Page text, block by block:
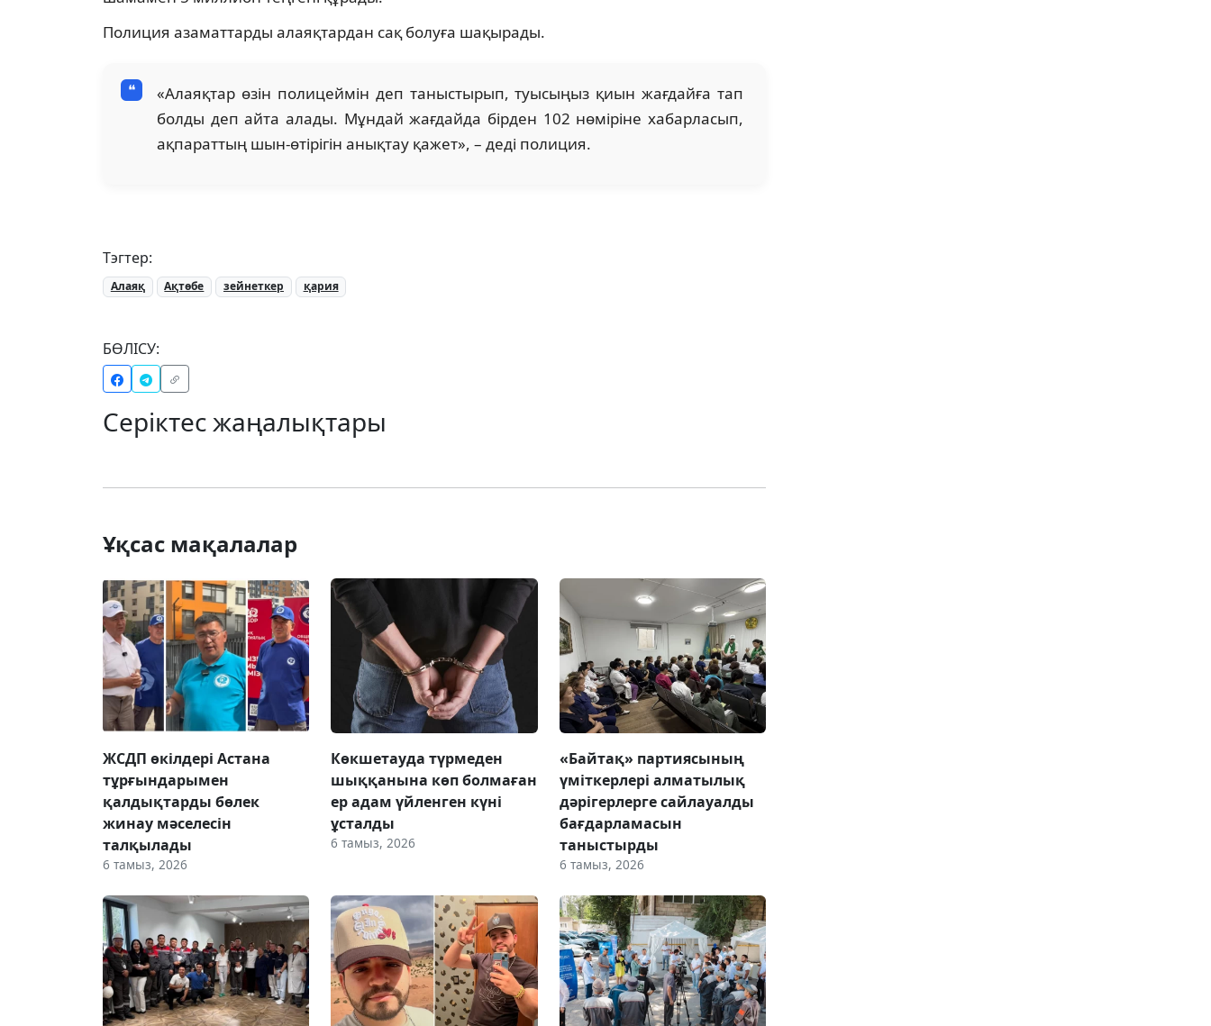
Полиция азаматтарды алаяқтардан сақ болуға шақырады.
«Алаяқтар өзін полицеймін деп таныстырып, туысыңыз қиын жағдайға тап
болды деп айта алады. Мұндай жағдайда бірден 102 нөміріне хабарласып,
ақпараттың шын-өтірігін анықтау қажет», – деді полиция.
Тэгтер:
Алаяқ Ақтөбе зейнеткер қария
БӨЛІСУ:
Серіктес жаңалықтары
Ұқсас мақалалар
ЖСДП өкілдері Астана
тұрғындарымен
қалдықтарды бөлек
жинау мәселесін
талқылады
6 тамыз, 2026
Көкшетауда түрмеден
шыққанына көп болмаған
ер адам үйленген күні
ұсталды
6 тамыз, 2026
«Байтақ» партиясының
үміткерлері алматылық
дәрігерлерге сайлауалды
бағдарламасын
таныстырды
6 тамыз, 2026